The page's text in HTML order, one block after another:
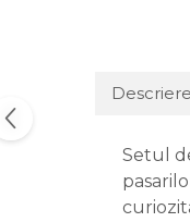
Descriere
Setul